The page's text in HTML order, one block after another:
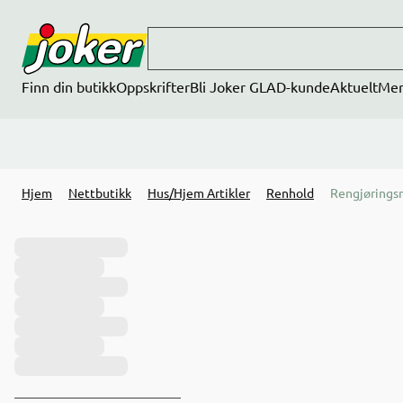
Finn din butikkOppskrifterBli Joker GLAD-kundeAktueltMer
Hjem Nettbutikk Hus/Hjem Artikler Renhold